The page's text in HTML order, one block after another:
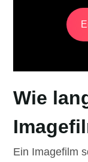
Wie
Ein Imagefilm